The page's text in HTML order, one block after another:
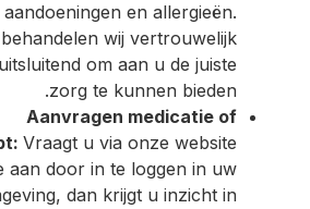
en allergieën.
wij vertrouwelijk
om aan u de juiste
zorg te kunnen bieden.
Aanvragen medicatie of
Vraagt u via onze website
aan door in te loggen in uw
dan krijgt u inzicht in